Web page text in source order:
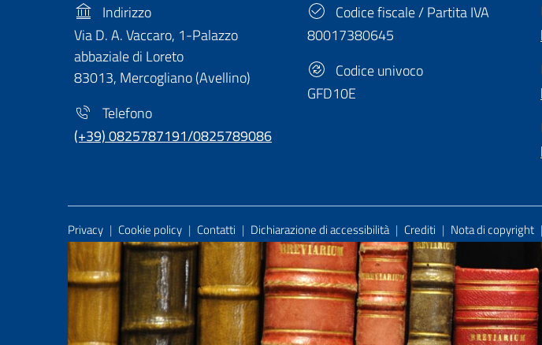
Indirizzo
Via D. A. Vaccaro, 1-Palazzo
abbaziale di Loreto
83013, Mercogliano (Avellino)
Telefono
(+39) 0825787191/0825789086
Codice fiscale / Partita IVA
80017380645
Codice univoco
GFD10E
Useful Links Section
Privacy | Cookie policy | Contatti | Dichiarazione di accessibilità | Crediti | Nota di copyright